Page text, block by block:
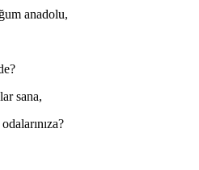
anadolu,
sana,